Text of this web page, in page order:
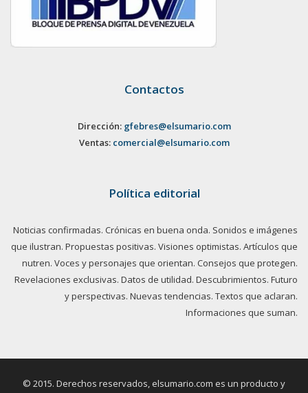
Contactos
Dirección: gfebres@elsumario.com
Ventas: comercial@elsumario.com
Política editorial
Noticias confirmadas. Crónicas en buena onda. Sonidos e imágenes
que ilustran. Propuestas positivas. Visiones optimistas. Artículos que
nutren. Voces y personajes que orientan. Consejos que protegen.
Revelaciones exclusivas. Datos de utilidad. Descubrimientos. Futuro
y perspectivas. Nuevas tendencias. Textos que aclaran.
Informaciones que suman.
© 2015. Derechos reservados, elsumario.com es un producto y